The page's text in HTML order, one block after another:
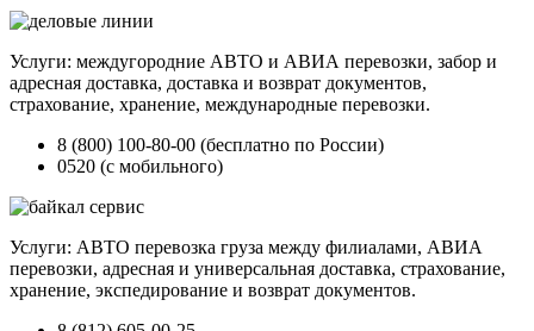
Услуги: междугородние АВТО и АВИА перевозки, забор и
адресная доставка, доставка и возврат документов,
страхование, хранение, международные перевозки.
8 (800) 100-80-00 (бесплатно по России)
0520 (с мобильного)
Услуги: АВТО перевозка груза между филиалами, АВИА
перевозки, адресная и универсальная доставка, страхование,
хранение, экспедирование и возврат документов.